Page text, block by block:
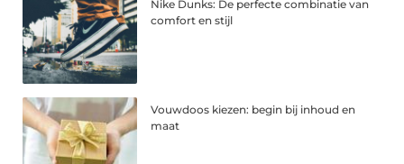
Nike Dunks: De perfecte combinatie van
comfort en stijl
Vouwdoos kiezen: begin bij inhoud en
maat